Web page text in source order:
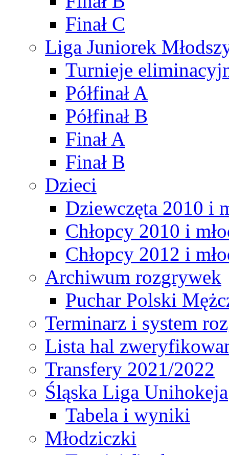
Finał C
Liga Juniorek
Turnieje
Półfinał A
Półfinał B
Finał A
Finał B
Dzieci
Dziewczęta 2010 i
Chłopcy 2010 i
Chłopcy 2012 i
Archiwum rozgrywek
Puchar Polski
Terminarz i system
Lista hal
Transfery 2021/2022
Śląska Liga Unihokeja
Tabela i wyniki
Młodziczki